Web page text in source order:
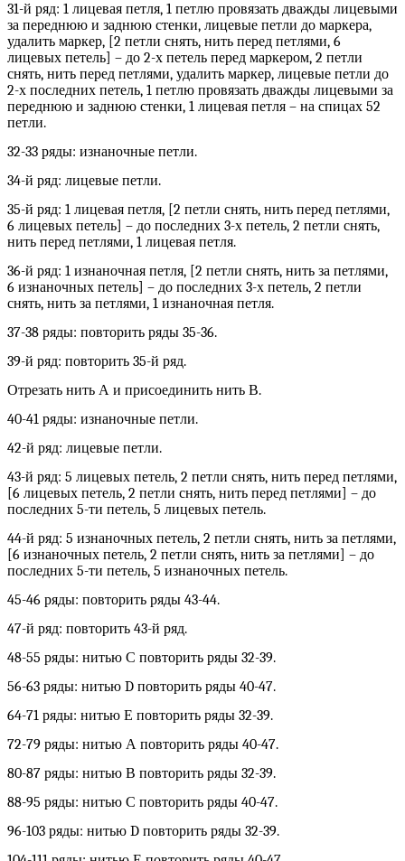
31-й ряд: 1 лицевая петля, 1 петлю провязать дважды лицевыми
за переднюю и заднюю стенки, лицевые петли до маркера,
удалить маркер, [2 петли снять, нить перед петлями, 6
лицевых петель] – до 2-х петель перед маркером, 2 петли
снять, нить перед петлями, удалить маркер, лицевые петли до
2-х последних петель, 1 петлю провязать дважды лицевыми за
переднюю и заднюю стенки, 1 лицевая петля – на спицах 52
петли.
32-33 ряды: изнаночные петли.
34-й ряд: лицевые петли.
35-й ряд: 1 лицевая петля, [2 петли снять, нить перед петлями,
6 лицевых петель] – до последних 3-х петель, 2 петли снять,
нить перед петлями, 1 лицевая петля.
36-й ряд: 1 изнаночная петля, [2 петли снять, нить за петлями,
6 изнаночных петель] – до последних 3-х петель, 2 петли
снять, нить за петлями, 1 изнаночная петля.
37-38 ряды: повторить ряды 35-36.
39-й ряд: повторить 35-й ряд.
Отрезать нить А и присоединить нить В.
40-41 ряды: изнаночные петли.
42-й ряд: лицевые петли.
43-й ряд: 5 лицевых петель, 2 петли снять, нить перед петлями,
[6 лицевых петель, 2 петли снять, нить перед петлями] – до
последних 5-ти петель, 5 лицевых петель.
44-й ряд: 5 изнаночных петель, 2 петли снять, нить за петлями,
[6 изнаночных петель, 2 петли снять, нить за петлями] – до
последних 5-ти петель, 5 изнаночных петель.
45-46 ряды: повторить ряды 43-44.
47-й ряд: повторить 43-й ряд.
48-55 ряды: нитью С повторить ряды 32-39.
56-63 ряды: нитью D повторить ряды 40-47.
64-71 ряды: нитью Е повторить ряды 32-39.
72-79 ряды: нитью А повторить ряды 40-47.
80-87 ряды: нитью В повторить ряды 32-39.
88-95 ряды: нитью С повторить ряды 40-47.
96-103 ряды: нитью D повторить ряды 32-39.